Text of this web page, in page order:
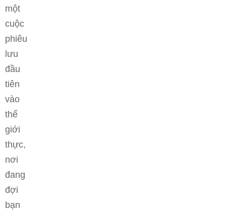
một
cuộc
phiêu
lưu
đầu
tiên
vào
thế
giới
thực,
nơi
đang
đợi
bạn